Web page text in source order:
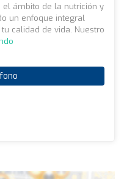
el ámbito de la nutrición y
un enfoque integral
calidad de vida. Nuestro